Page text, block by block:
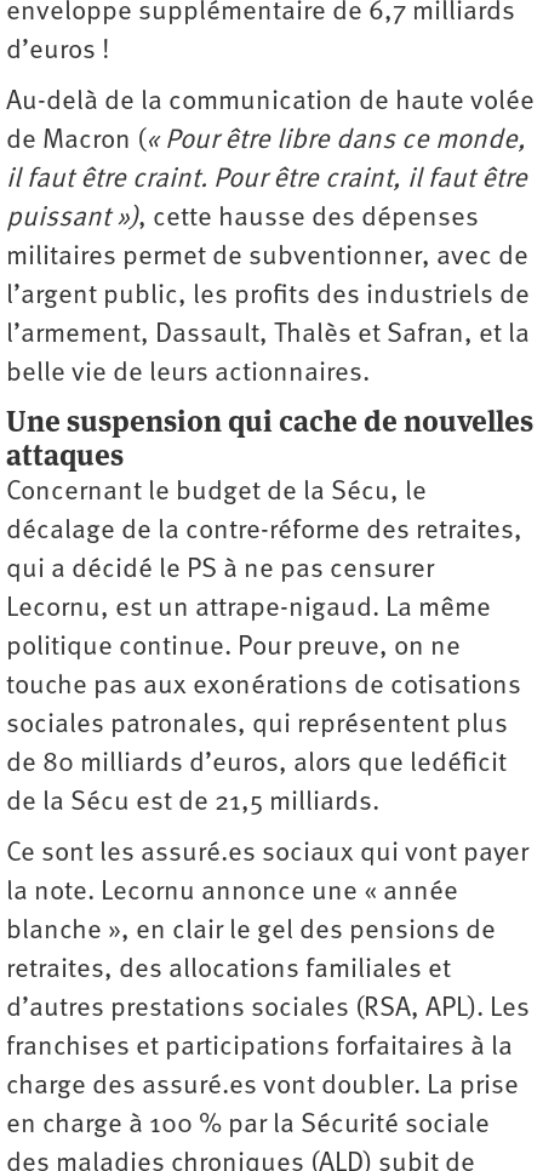
enveloppe supplémentaire de 6,7 milliards
d’euros !
Au-delà de la communication de haute volée
de Macron (« Pour être libre dans ce monde,
il faut être craint. Pour être craint, il faut être
puissant »), cette hausse des dépenses
militaires permet de subventionner, avec de
l’argent public, les profits des industriels de
l’armement, Dassault, Thalès et Safran, et la
belle vie de leurs actionnaires.
Une suspension qui cache de nouvelles
attaques
Concernant le budget de la Sécu, le
décalage de la contre-réforme des retraites,
qui a décidé le PS à ne pas censurer
Lecornu, est un attrape-nigaud. La même
politique continue. Pour preuve, on ne
touche pas aux exonérations de cotisations
sociales patronales, qui représentent plus
de 80 milliards d’euros, alors que ledéficit
de la Sécu est de 21,5 milliards.
Ce sont les assuré.es sociaux qui vont payer
la note. Lecornu annonce une « année
blanche », en clair le gel des pensions de
retraites, des allocations familiales et
d’autres prestations sociales (RSA, APL). Les
franchises et participations forfaitaires à la
charge des assuré.es vont doubler. La prise
en charge à 100 % par la Sécurité sociale
des maladies chroniques (ALD) subit de